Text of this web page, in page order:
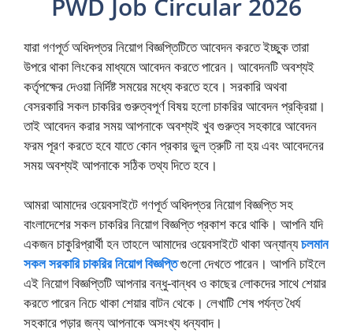
PWD Job Circular 2026
যারা গণপূর্ত অধিদপ্তর নিয়োগ বিজ্ঞপ্তিটিতে আবেদন করতে ইচ্ছুক তারা
উপরে থাকা লিংকের মাধ্যমে আবেদন করতে পারেন। আবেদনটি অবশ্যই
কর্তৃপক্ষের দেওয়া নির্দিষ্ট সময়ের মধ্যে করতে হবে। সরকারি অথবা
বেসরকারি সকল চাকরির গুরুত্বপূর্ণ বিষয় হলো চাকরির আবেদন প্রক্রিয়া।
তাই আবেদন করার সময় আপনাকে অবশ্যই খুব গুরুত্ব সহকারে আবেদন
ফরম পূরণ করতে হবে যাতে কোন প্রকার ভুল ত্রুটি না হয় এবং আবেদনের
সময় অবশ্যই আপনাকে সঠিক তথ্য দিতে হবে।
আমরা আমাদের ওয়েবসাইটে গণপূর্ত অধিদপ্তর নিয়োগ বিজ্ঞপ্তি সহ
বাংলাদেশের সকল চাকরির নিয়োগ বিজ্ঞপ্তি প্রকাশ করে থাকি। আপনি যদি
একজন চাকুরিপ্রার্থী হন তাহলে আমাদের ওয়েবসাইটে থাকা অন্যান্যচলমান
সকল সরকারি চাকরির নিয়োগ বিজ্ঞপ্তিগুলো দেখতে পারেন। আপনি চাইলে
এই নিয়োগ বিজ্ঞপ্তিটি আপনার বন্ধু-বান্ধব ও কাছের লোকদের সাথে শেয়ার
করতে পারেন নিচে থাকা শেয়ার বাটন থেকে। লেখাটি শেষ পর্যন্ত ধৈর্য
সহকারে পড়ার জন্য আপনাকে অসংখ্য ধন্যবাদ।